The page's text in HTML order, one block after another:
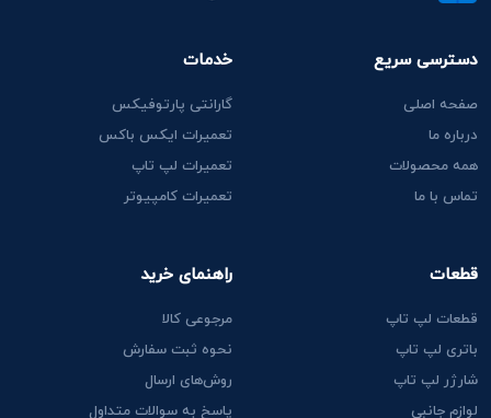
دسترسی سریع
صفحه اصلی
درباره ما
همه محصولات
تماس با ما
قطعات
قطعات لپ تاپ
باتری لپ تاپ
شارژر لپ تاپ
لوازم جانبی
خدمات
گارانتی پارتوفیکس
تعمیرات ایکس باکس
تعمیرات لپ تاپ
تعمیرات کامپیوتر
راهنمای خرید
مرجوعی کالا
نحوه ثبت سفارش
روش‌های ارسال
پاسخ به سوالات متداول